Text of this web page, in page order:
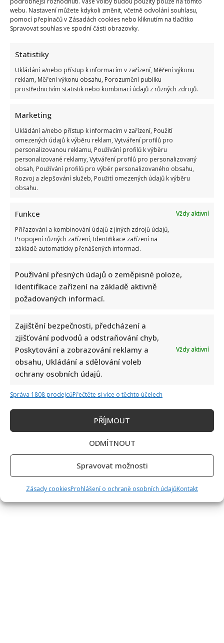
webu. Nastavení můžete kdykoli změnit, včetně odvolání souhlasu,
pomocí přepínačů v Zásadách cookies nebo kliknutím na tlačítko
Spravovat souhlas ve spodní části obrazovky.
Statistiky
Ukládání a/nebo přístup k informacím v zařízení, Měření výkonu
reklam, Měření výkonu obsahu, Porozumění publiku
prostřednictvím statistik nebo kombinací údajů z různých zdrojů.
Marketing
Ukládání a/nebo přístup k informacím v zařízení, Použití
omezených údajů k výběru reklam, Vytváření profilů pro
personalizovanou reklamu, Používání profilů k výběru
personalizované reklamy, Vytváření profilů pro personalizovaný
obsah, Používání profilů pro výběr personalizovaného obsahu,
Rozvoj a zlepšování služeb, Použití omezených údajů k výběru
obsahu.
Funkce
Vždy aktivní
Přiřazování a kombinování údajů z jiných zdrojů údajů,
Propojení různých zařízení, Identifikace zařízení na
základě automaticky přenášených informací.
Používání přesných údajů o zeměpisné poloze,
Identifikace zařízení na základě aktivně
požadovaných informací.
Zajištění bezpečnosti, předcházení a
zjišťování podvodů a odstraňování chyb,
Poskytování a zobrazování reklamy a
obsahu, Ukládání a sdělování voleb
ochrany osobních údajů.
Vždy aktivní
Správa 1808 prodejcůPřečtěte si více o těchto účelech
PŘÍJMOUT
ODMÍTNOUT
Spravovat možnosti
Zásady cookiesProhlášení o ochraně osobních údajůKontakt